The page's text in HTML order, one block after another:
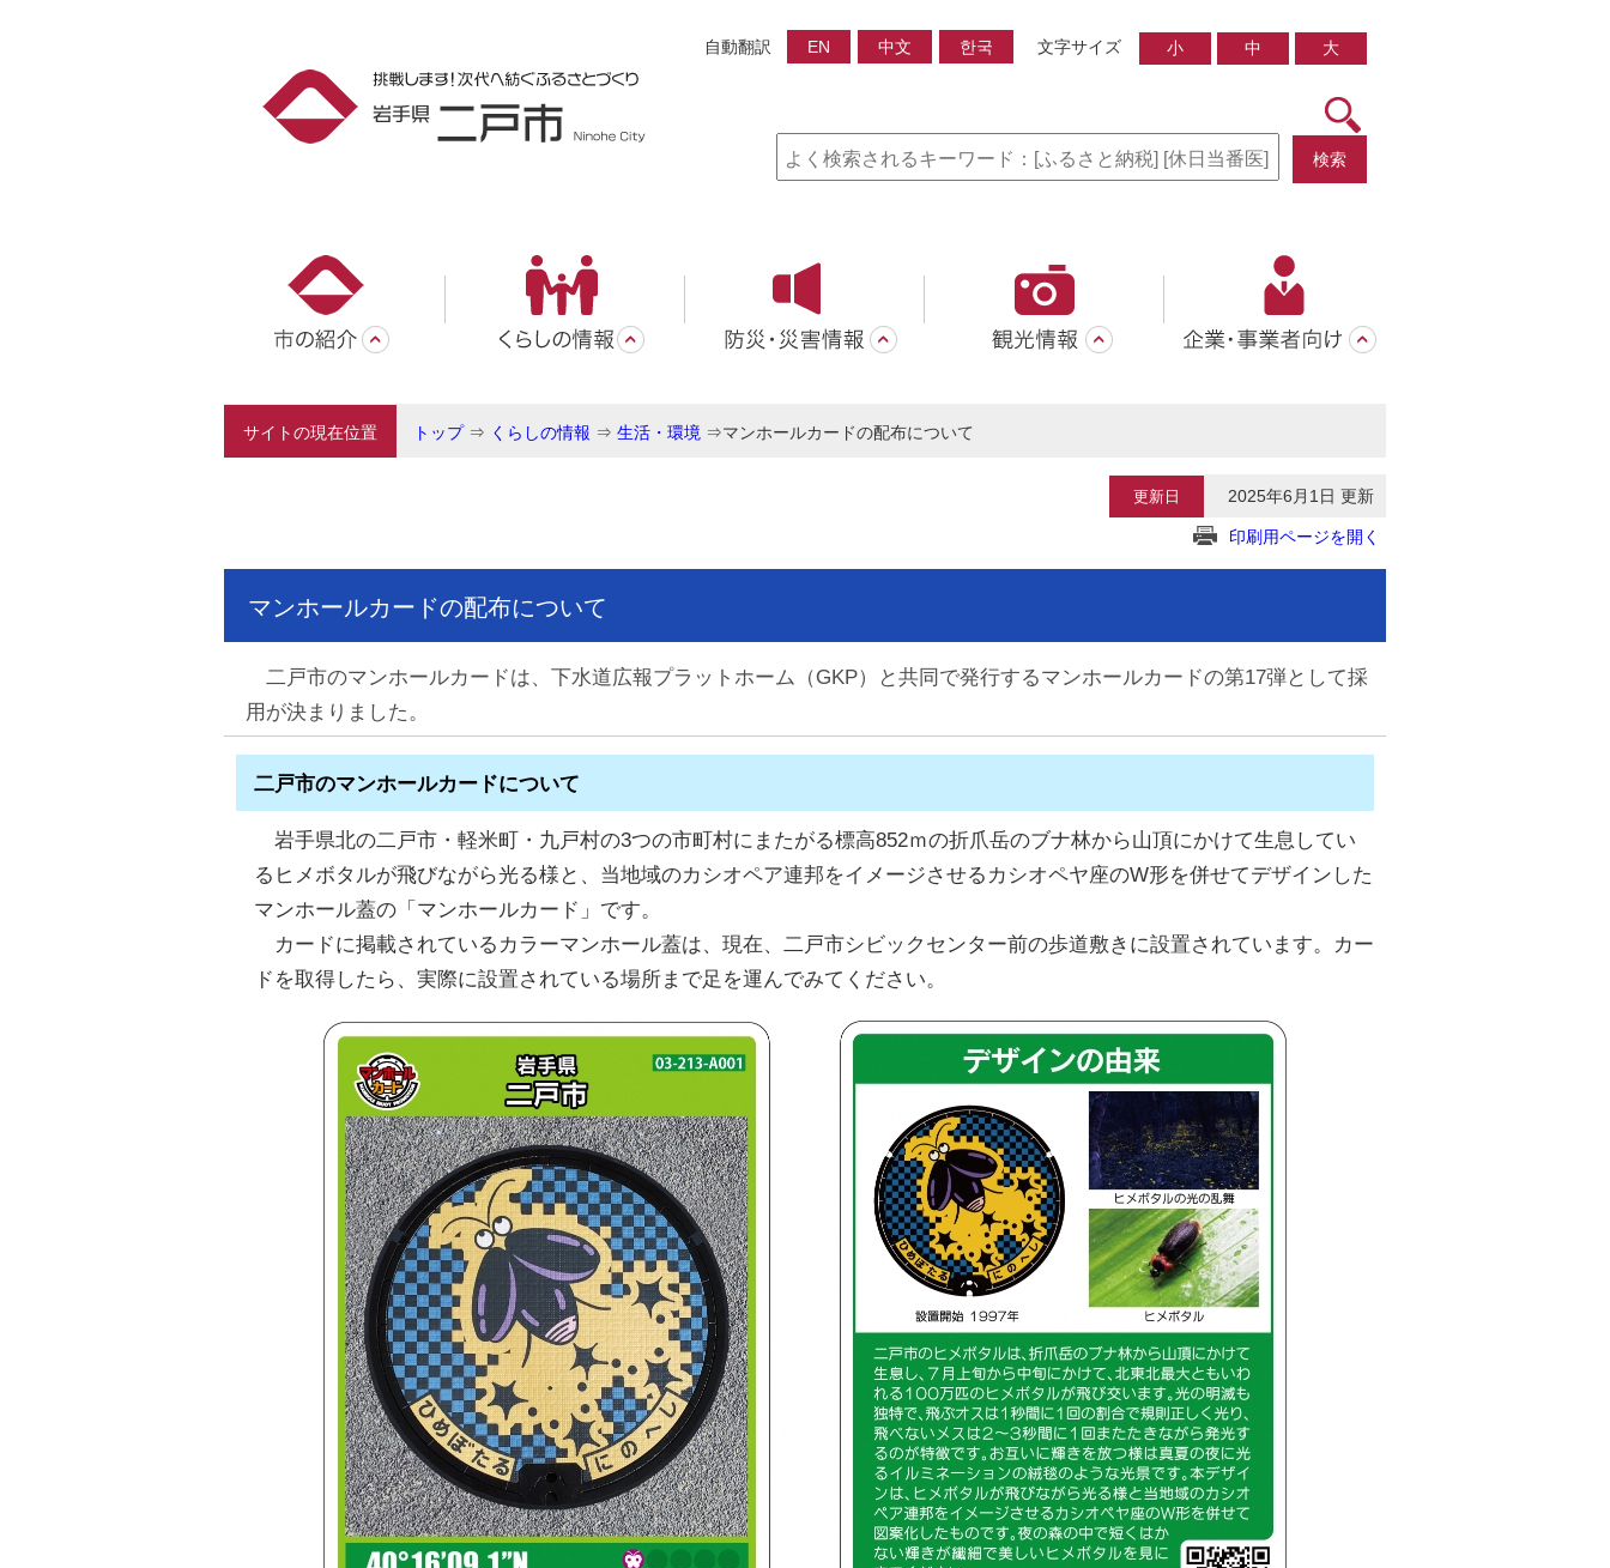
自動翻訳 EN 中文 한국 文字サイズ 小 中 大
検索
サイトの現在位置 トップ⇒ くらしの情報 ⇒ 生活・環境 ⇒マンホールカードの配布について
更新日 2025年6月1日 更新
印刷用ページを開く
マンホールカードの配布について
二戸市のマンホールカードは、下水道広報プラットホーム（GKP）と共同で発行するマンホールカードの第17弾として採
用が決まりました。
二戸市のマンホールカードについて
岩手県北の二戸市・軽米町・九戸村の3つの市町村にまたがる標高852ｍの折爪岳のブナ林から山頂にかけて生息してい
るヒメボタルが飛びながら光る様と、当地域のカシオペア連邦をイメージさせるカシオペヤ座のW形を併せてデザインした
マンホール蓋の「マンホールカード」です。
カードに掲載されているカラーマンホール蓋は、現在、二戸市シビックセンター前の歩道敷きに設置されています。カー
ドを取得したら、実際に設置されている場所まで足を運んでみてください。